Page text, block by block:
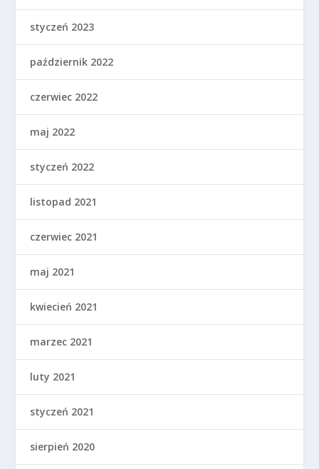
styczeń 2023
październik 2022
czerwiec 2022
maj 2022
styczeń 2022
listopad 2021
czerwiec 2021
maj 2021
kwiecień 2021
marzec 2021
luty 2021
styczeń 2021
sierpień 2020